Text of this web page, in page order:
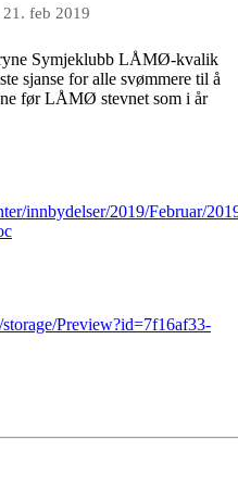
21. feb 2019
Symjeklubb LÅMØ-kvalik
sjanse for alle svømmere til å
før LÅMØ stevnet som i år
innbydelser/2019/Februar/
Preview?id=7f16af33-